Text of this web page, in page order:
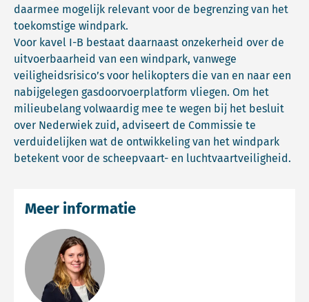
daarmee mogelijk relevant voor de begrenzing van het
toekomstige windpark.
Voor kavel I-B bestaat daarnaast onzekerheid over de
uitvoerbaarheid van een windpark, vanwege
veiligheidsrisico’s voor helikopters die van en naar een
nabijgelegen gasdoorvoerplatform vliegen. Om het
milieubelang volwaardig mee te wegen bij het besluit
over Nederwiek zuid, adviseert de Commissie te
verduidelijken wat de ontwikkeling van het windpark
betekent voor de scheepvaart- en luchtvaartveiligheid.
Meer informatie